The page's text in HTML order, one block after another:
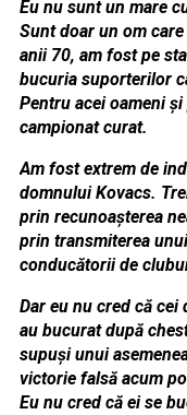
Eu nu sunt un mare
Sunt doar un om
anii 70, am fost pe
bucuria suporterilor
Pentru acei oameni
campionat curat.
Am fost extrem de
domnului Kovacs.
prin recunoașterea
prin transmiterea
conducătorii de
Dar eu nu cred că
au bucurat după
supuși unui
victorie falsă acum
Eu nu cred că ei se